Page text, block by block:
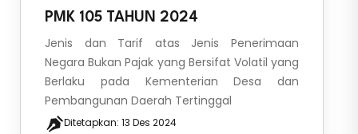
PMK 105 TAHUN 2024
Jenis dan Tarif atas Jenis Penerimaan
Negara Bukan Pajak yang Bersifat Volatil yang
Berlaku pada Kementerian Desa dan
Pembangunan Daerah Tertinggal
Ditetapkan: 13 Des 2024